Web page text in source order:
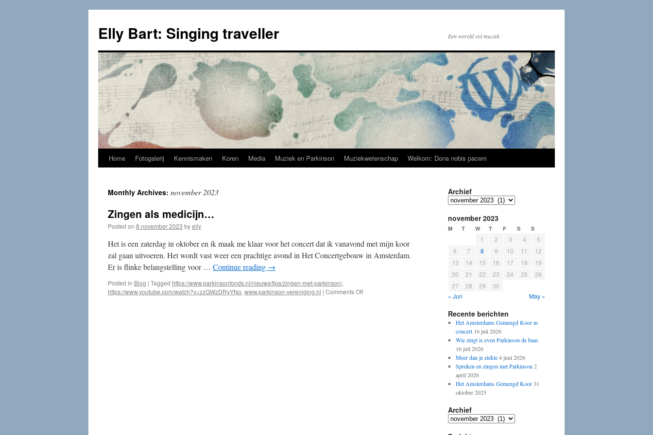
content
Elly Bart: Singing traveller Een wereld vol muziek
Home Fotogalerij Kennismaken Koren Media Muziek en Parkinson Muziekwetenschap Welkom: Dona nobis pacem
Monthly Archives: november 2023
Zingen als medicijn…
Posted on 8 november 2023 byelly
Het is een zaterdag in oktober en ik maak me klaar voor het concert dat ik vanavond met mijn koor
zal gaan uitvoeren. Het wordt vast weer een prachtige avond in Het Concertgebouw in Amsterdam.
Er is flinke belangstelling voor … Continue reading →
Posted in Blog | Tagged https://www.parkinsonfonds.nl/nieuws/tips/zingen-met-parkinson/,
https://www.youtube.com/watch?v=zzGWzDRyYNo, www.parkinson-vereniging.nl | Comments Offon
Archief
Archief
november 2023
M T W T F S S
1 2 3 4
5
6
7 8 9 10 11
12
13
14 15 16 17 18
19
20
21 22 23 24 25
26
27
28 29
30
« Jun
May »
Recente berichten
Het Amsterdams Gemengd Koor in
concert 16 juli 2026
Wie zingt is even Parkinson de baas
16 juli 2026
Meer dan je ziekte 4 juni 2026
Spreken en zingen met Parkinson 2
april 2026
Het Amsterdams Gemengd Koor 31
oktober 2025
Archief
Archief